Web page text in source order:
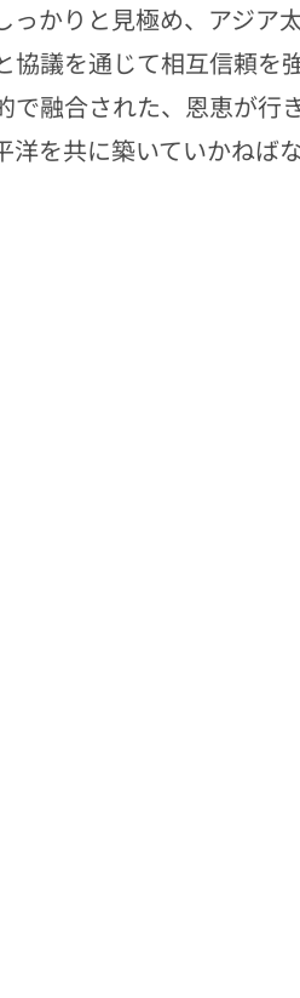
っかりと見極め、アジア
協議を通じて相互信頼を
で融合された、恩恵が行
洋を共に築いていかねば